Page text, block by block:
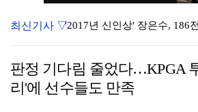
'2017년 신인상' 장은수, 186
최신기사 ▽
판정 기다림 줄었다…KPGA
리'에 선수들도 만족